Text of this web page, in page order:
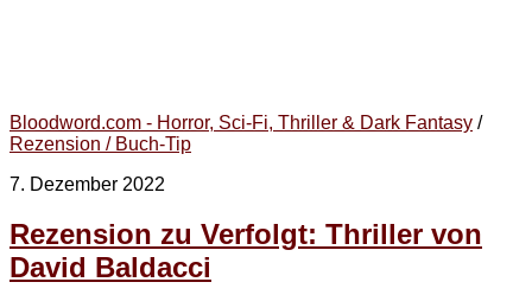
Bloodword.com - Horror, Sci-Fi, Thriller & Dark Fantasy /
Rezension / Buch-Tip
7. Dezember 2022
Rezension zu Verfolgt: Thriller von
David Baldacci